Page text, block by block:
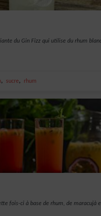
du Gin Fizz qui utilise du rhum
, sucre, rhum
fois-ci à base de rhum, de maracujà